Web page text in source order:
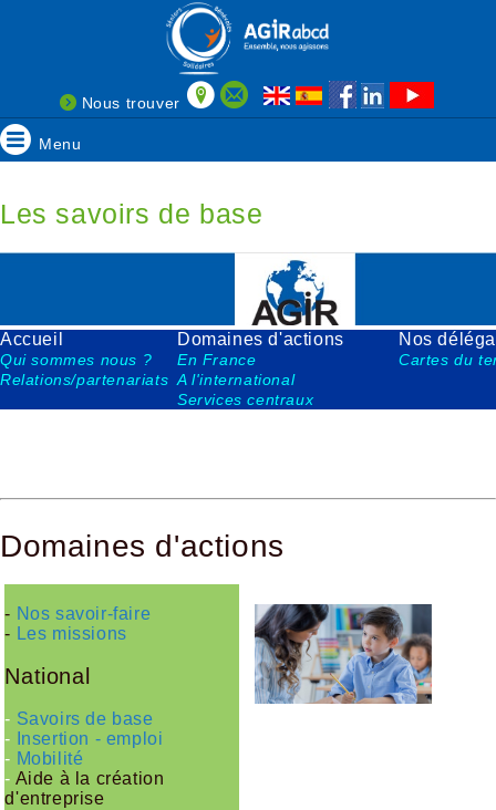
Nous trouver
Menu
Les savoirs de base
Accueil Domaines d'actions Nos
Qui sommes nous ? En France
Cartes du
Relations/partenariats A l'international
Services centraux
Domaines d'actions
- Nos savoir-faire
- Les missions
National
- Savoirs de base
- Insertion - emploi
- Mobilité
- Aide à la création
d'entreprise